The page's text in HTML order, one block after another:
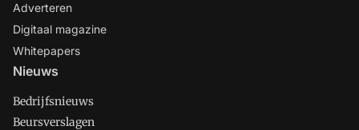
Adverteren
Digitaal magazine
Whitepapers
Nieuws
Bedrijfsnieuws
Beursverslagen